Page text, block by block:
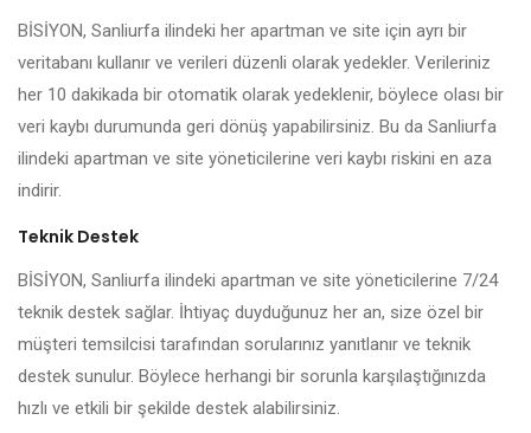
BİSİYON, Sanliurfa ilindeki her apartman ve site için ayrı bir
veritabanı kullanır ve verileri düzenli olarak yedekler. Verileriniz
her 10 dakikada bir otomatik olarak yedeklenir, böylece olası bir
veri kaybı durumunda geri dönüş yapabilirsiniz. Bu da Sanliurfa
ilindeki apartman ve site yöneticilerine veri kaybı riskini en aza
indirir.
Teknik Destek
BİSİYON, Sanliurfa ilindeki apartman ve site yöneticilerine 7/24
teknik destek sağlar. İhtiyaç duyduğunuz her an, size özel bir
müşteri temsilcisi tarafından sorularınız yanıtlanır ve teknik
destek sunulur. Böylece herhangi bir sorunla karşılaştığınızda
hızlı ve etkili bir şekilde destek alabilirsiniz.